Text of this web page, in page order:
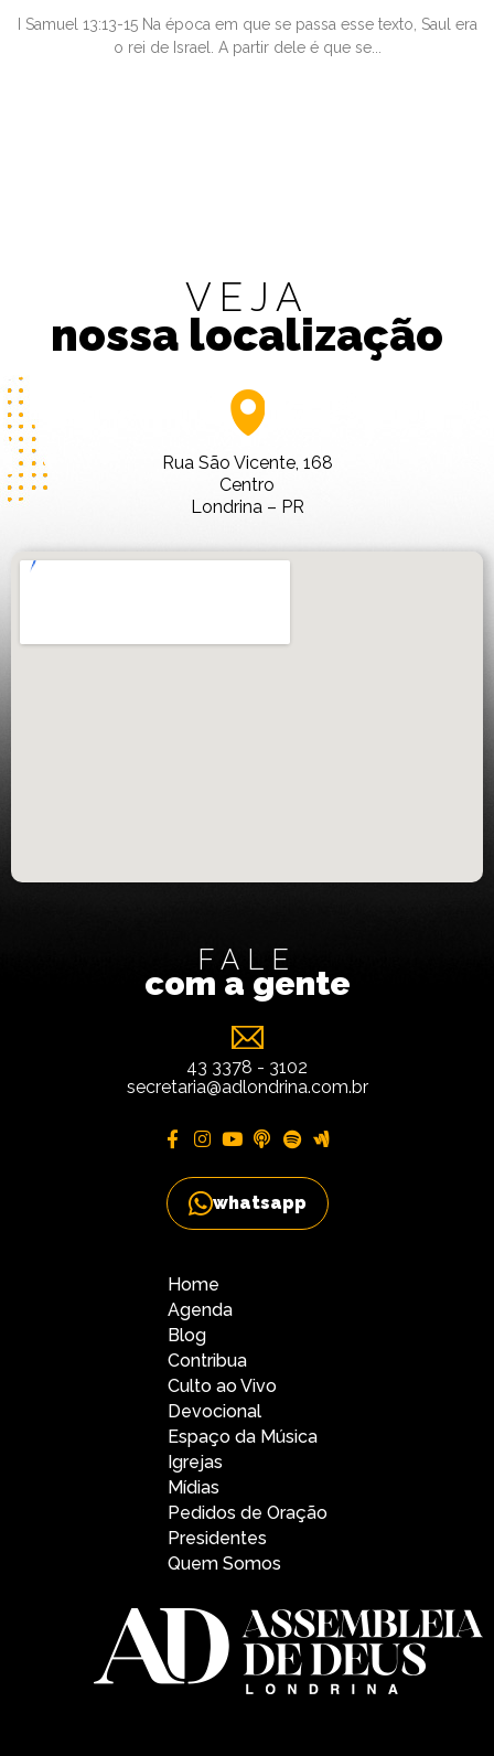
I Samuel 13:13-15 Na época em que se passa esse texto, Saul era
o rei de Israel. A partir dele é que se...
VEJA
nossa localização
Rua São Vicente, 168
Centro
Londrina – PR
FALE
com a gente
43 3378 - 3102
secretaria@adlondrina.com.br
whatsapp
Home
Agenda
Blog
Contribua
Culto ao Vivo
Devocional
Espaço da Música
Igrejas
Mídias
Pedidos de Oração
Presidentes
Quem Somos